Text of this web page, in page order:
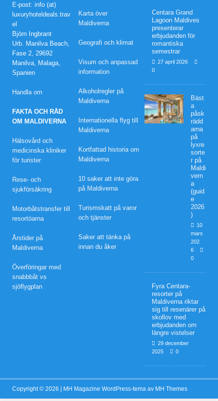
april
Cent
Gra
dive
pres
ka
E-post: info (at)
luxuryhoteldeals.trav
el
Björn Ingbrant
Urb. Manilva Beach,
Fase 2, 29692
Manilva, Malaga,
Spanien
Handla om
FAKTA OCH RÅD
OM MALDIVERNA
Hälsovård och
medicinska kliniker
för turister
Rese- och
sjukförsäkring
Motorbåtstransfer till
resortöarna
Årstider på
Maldiverna
Överföringar med
snabbbåt vs
sjöflygplan
Karta över
Maldiverna
Geografi och klimat
Visum och anpassad
information
Alkoholregler på
Maldiverna
Internationella flyg till
Maldiverna
Kortfattad historia om
Maldiverna
10 saker att inte göra
på Maldiverna
Turismskatt på varor
och tjänster
Saker att tänka på
innan du åker
Centara Grand
Lagoon Maldives
presenterar
erbjudanden för
romantiska
semestrar
27 april 2026
0
Bäst
a
påsk
rädd
arna
på
lyxre
sorte
r på
Maldi
vern
a
(guid
e
2026
)
10
mars
202
6
0
Fyra Centara-
resorter på
Maldiverna riktar
sig till resenärer på
skollov med
erbjudanden om
längre vistelser
29 december
2025
0
Copyright © 2026 | MH Magazine WordPress-tema av MH Themes